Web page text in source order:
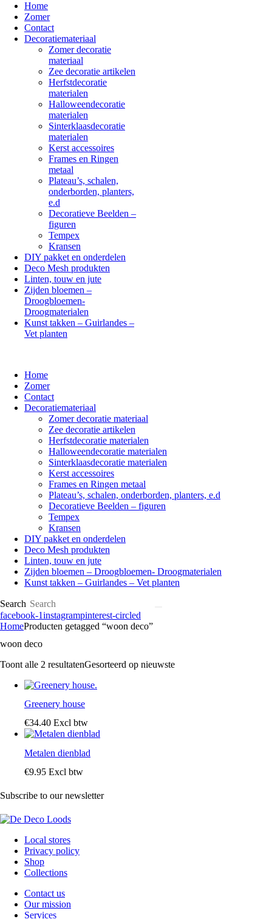
Home
Zomer
Contact
Decoratiemateriaal
Zomer decoratie
materiaal
Zee decoratie artikelen
Herfstdecoratie
materialen
Halloweendecoratie
materialen
Sinterklaasdecoratie
materialen
Kerst accessoires
Frames en Ringen
metaal
Plateau’s, schalen,
onderborden, planters,
e.d
Decoratieve Beelden –
figuren
Tempex
Kransen
DIY pakket en onderdelen
Deco Mesh produkten
Linten, touw en jute
Zijden bloemen –
Droogbloemen-
Droogmaterialen
Kunst takken – Guirlandes –
Vet planten
Home
Zomer
Contact
Decoratiemateriaal
Zomer decoratie materiaal
Zee decoratie artikelen
Herfstdecoratie materialen
Halloweendecoratie materialen
Sinterklaasdecoratie materialen
Kerst accessoires
Frames en Ringen metaal
Plateau’s, schalen, onderborden, planters, e.d
Decoratieve Beelden – figuren
Tempex
Kransen
DIY pakket en onderdelen
Deco Mesh produkten
Linten, touw en jute
Zijden bloemen – Droogbloemen- Droogmaterialen
Kunst takken – Guirlandes – Vet planten
Search
facebook-1instagrampinterest-circled
HomeProducten getagged “woon deco”
woon deco
Toont alle 2 resultatenGesorteerd op nieuwste
Greenery house
€34.40 Excl btw
Metalen dienblad
€9.95 Excl btw
Subscribe to our newsletter
Local stores
Privacy policy
Shop
Collections
Contact us
Our mission
Services